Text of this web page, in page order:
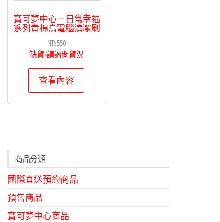
寶可夢中心－日常幸福
系列青棉鳥電腦清潔刷
NT$550
缺貨/請詢問貨況
查看內容
商品分類
國際直送預約商品
預售商品
寶可夢中心商品